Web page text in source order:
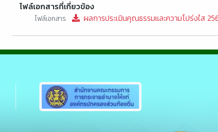
ไฟล์เอกสารที่เกี่ยวข้อง
ไฟล์เอกสาร ผลการประเมินคุณธรรมและความโปร่งใส
Previous